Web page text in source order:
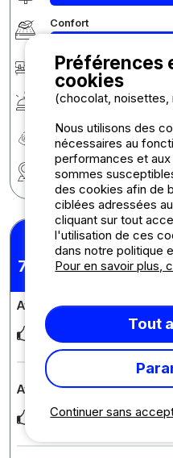
Confort
Accueil
Services
Rapport qualité/prix
Région
7,88 /10
Wendy V.
Posté le 21/06/
Séjour : 14/06/2026
16/06/2026
Avis sur le camping :
Ruime camperplaats en
Avis sur l'hébergement :
we stonden heerlijk tussen
Continuer sans
Préférences
cookies
(chocolat, noisettes,
Nous utilisons des
nécessaires au
performances et
sommes
des cookies afin de
ciblées adressées
cliquant sur tout
l'utilisation de ces
dans notre politique
Pour en savoir plus,
Tout